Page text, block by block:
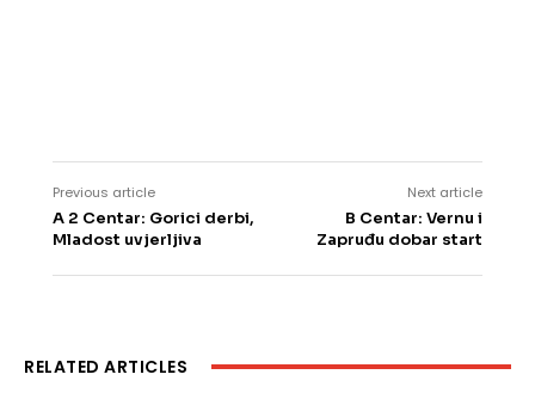
Previous article
A 2 Centar: Gorici derbi,
Mladost uvjerljiva
Next article
B Centar: Vernu i
Zapruđu dobar start
RELATED ARTICLES